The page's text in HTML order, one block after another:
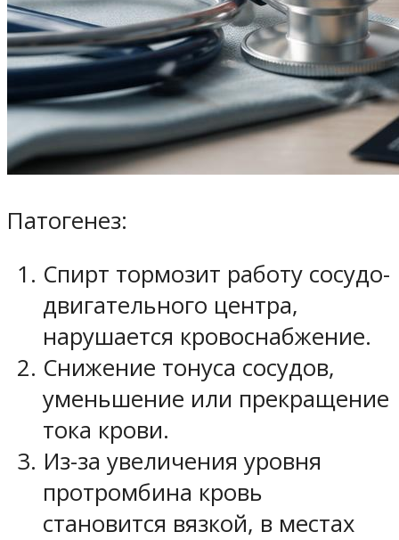
Патогенез:
Спирт тормозит работу сосудо-
двигательного центра,
нарушается кровоснабжение.
Снижение тонуса сосудов,
уменьшение или прекращение
тока крови.
Из-за увеличения уровня
протромбина кровь
становится вязкой, в местах